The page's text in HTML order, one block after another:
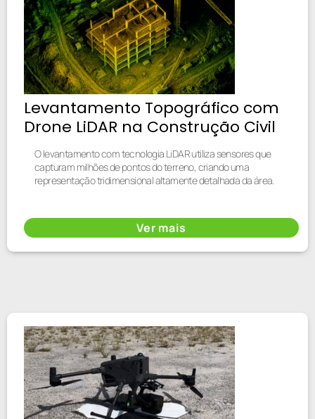
Levantamento Topográfico com
Drone LiDAR na Construção Civil
O levantamento com tecnologia LiDAR utiliza sensores que
capturam milhões de pontos do terreno, criando uma
representação tridimensional altamente detalhada da área.
Ver mais